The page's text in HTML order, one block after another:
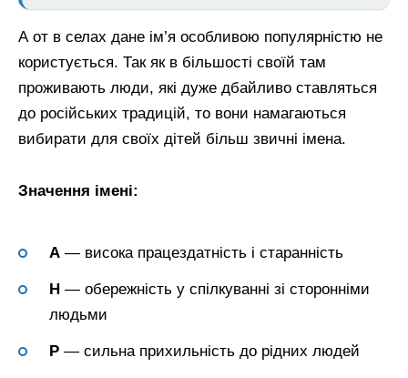
А от в селах дане ім’я особливою популярністю не
користується. Так як в більшості своїй там
проживають люди, які дуже дбайливо ставляться
до російських традицій, то вони намагаються
вибирати для своїх дітей більш звичні імена.
Значення імені:
А — висока працездатність і старанність
Н — обережність у спілкуванні зі сторонніми
людьми
Р — сильна прихильність до рідних людей